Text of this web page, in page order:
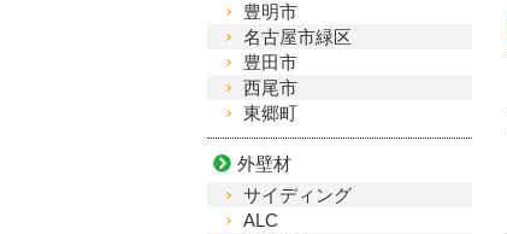
豊明市
名古屋市緑区
豊田市
西尾市
東郷町
外壁材
サイディング
ALC